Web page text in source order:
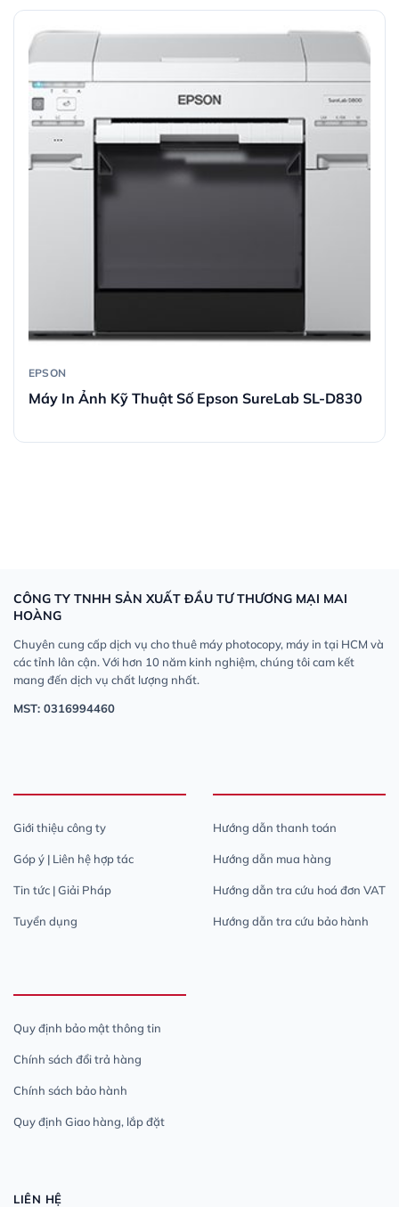
EPSON
Máy In Ảnh Kỹ Thuật Số Epson SureLab SL-D830
CÔNG TY TNHH SẢN XUẤT ĐẦU TƯ THƯƠNG MẠI MAI
HOÀNG
Chuyên cung cấp dịch vụ cho thuê máy photocopy, máy in tại HCM và
các tỉnh lân cận. Với hơn 10 năm kinh nghiệm, chúng tôi cam kết
mang đến dịch vụ chất lượng nhất.
MST: 0316994460
Giới thiệu công ty
Góp ý | Liên hệ hợp tác
Tin tức | Giải Pháp
Tuyển dụng
Hướng dẫn thanh toán
Hướng dẫn mua hàng
Hướng dẫn tra cứu hoá đơn VAT
Hướng dẫn tra cứu bảo hành
Quy định bảo mật thông tin
Chính sách đổi trả hàng
Chính sách bảo hành
Quy định Giao hàng, lắp đặt
LIÊN HỆ